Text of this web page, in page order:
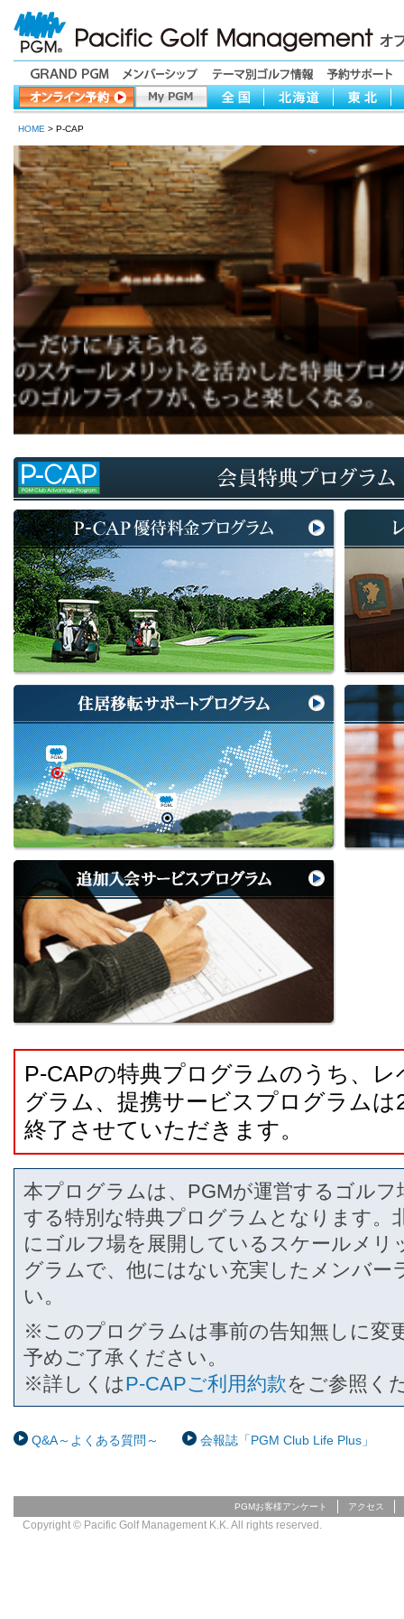
HOME > P-CAP
P-CAPの特典プログラムのうち、
グラム、提携サービスプログラム
終了させていただきます。
本プログラムは、PGMが運営するゴル
する特別な特典プログラムとなります。
にゴルフ場を展開しているスケールメリ
グラムで、他にはない充実したメンバー
い。
※このプログラムは事前の告知無しに変
予めご了承ください。
※詳しくはP-CAPご利用約款をご参照く
Q&A～よくある質問～ 会報誌「PGM Club Life Plus」
PGMお客様アンケート アクセス
Copyright © Pacific Golf Management K.K. All rights reserved.